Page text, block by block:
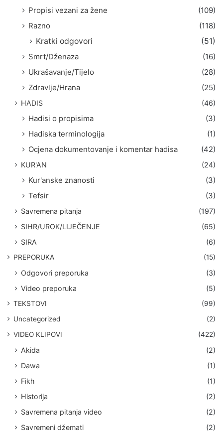
Propisi vezani za žene
(109)
Razno
(118)
Kratki odgovori
(51)
Smrt/Dženaza
(16)
Ukrašavanje/Tijelo
(28)
Zdravlje/Hrana
(25)
HADIS (46)
Hadisi o propisima
(3)
Hadiska terminologija
(1)
Ocjena dokumentovanje i komentar hadisa
(42)
KUR'AN (24)
Kur'anske znanosti
(3)
Tefsir
(3)
Savremena pitanja
(197)
SIHR/UROK/LIJEČENJE
(65)
SIRA
(6)
PREPORUKA (15)
Odgovori preporuka
(3)
Video preporuka
(5)
TEKSTOVI
(99)
Uncategorized
(2)
VIDEO KLIPOVI
(422)
Akida
(2)
Dawa
(1)
Fikh
(1)
Historija
(2)
Savremena pitanja video
(2)
Savremeni džemati
(2)